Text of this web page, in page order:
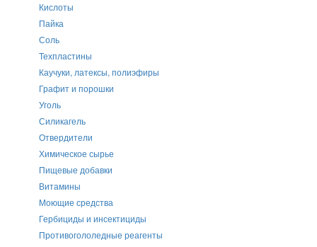
Кислоты
Пайка
Соль
Техпластины
Каучуки, латексы, полиэфиры
Графит и порошки
Уголь
Силикагель
Отвердители
Химическое сырье
Пищевые добавки
Витамины
Моющие средства
Гербициды и инсектициды
Противогололедные реагенты